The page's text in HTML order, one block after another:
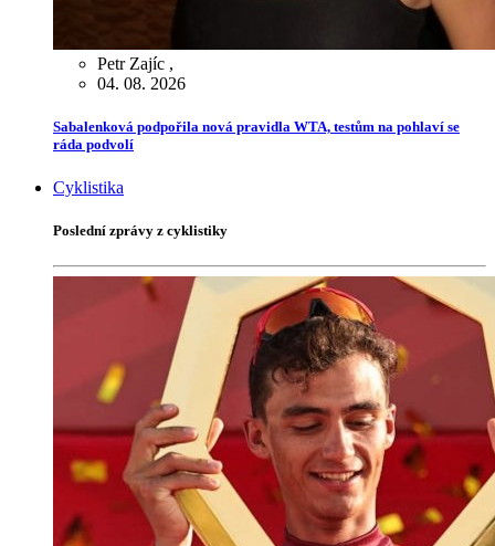
Petr Zajíc ,
04. 08. 2026
Sabalenková podpořila nová pravidla WTA, testům na pohlaví se
ráda podvolí
Cyklistika
Poslední zprávy z cyklistiky